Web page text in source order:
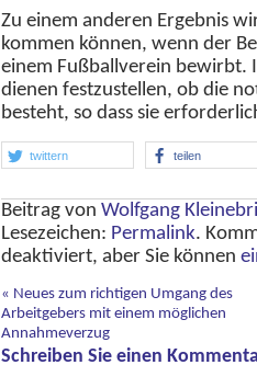
Zu einem anderen Ergebnis
kommen können, wenn der
einem Fußballverein bewirbt.
dienen festzustellen, ob die
besteht, so dass sie
twittern teilen
Beitrag von Wolfgang
Lesezeichen: Permalink.
deaktiviert, aber Sie können
« Neues zum richtigen Umgang des
Arbeitgebers mit einem möglichen
Annahmeverzug
Schreiben Sie einen